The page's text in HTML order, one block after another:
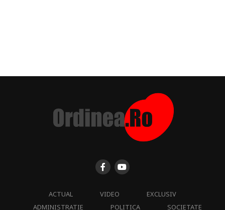
ACTUAL VIDEO
EXCLUSIV
ADMINISTRATIE
POLITICA
SOCIETATE